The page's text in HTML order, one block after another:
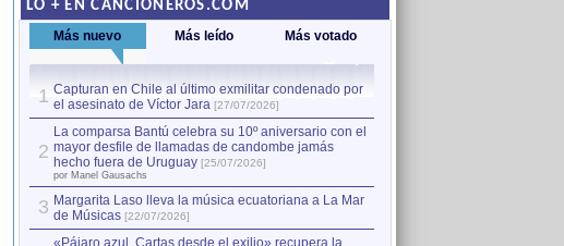
LO + EN CANCIONEROS.COM
Más nuevo Más leído Más votado
1 Capturan en Chile al último exmilitar condenado por
el asesinato de Víctor Jara [27/07/2026]
2
La comparsa Bantú celebra su 10º aniversario con el
mayor desfile de llamadas de candombe jamás
hecho fuera de Uruguay [25/07/2026]
por Manel Gausachs
3 Margarita Laso lleva la música ecuatoriana a La Mar
de Músicas [22/07/2026]
«Pájaro azul. Cartas desde el exilio» recupera la